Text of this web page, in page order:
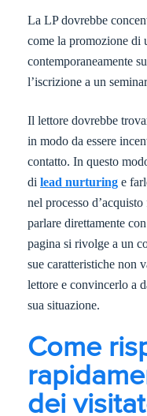
La LP dovrebbe
come la promozione di
contemporaneamente
l’iscrizione a un
Il lettore dovrebbe
in modo da essere
contatto. In questo
di lead nurturing e
nel processo
parlare direttamente
pagina si rivolge a un
sue caratteristiche non
lettore e convincerlo a
sua situazione.
Come
dei